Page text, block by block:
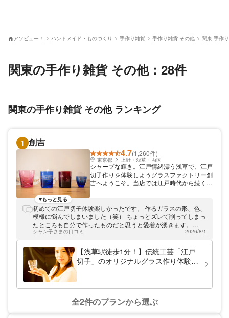
アソビュー！ ハンドメイド・ものづくり 手作り雑貨 手作り雑貨 その他 関東 手作
関東の手作り雑貨 その他：28件
関東の手作り雑貨 その他 ランキング
1 創吉
4.7(1,260件)
東京都 上野・浅草・両国
シャープな輝き。江戸情緒漂う浅草で、江戸
切子作りを体験しようグラスファクトリー創
吉へようこそ。当店では江戸時代から続く伝
験 江戸切子は江戸時代から伝わる伝統工芸
です。グラスに彫刻を施すことで、様々な文
様を描くことができます。彫刻と聞くと難し
そうなイメージがあるかもしれませんが、ど
なたでも楽しく体験していただけます。今ま
での体験でグラスを割ってしまったお客様は
おりません。お気軽にご参加ください。 浅
草駅からすぐ近く。見ているのも楽しいグラ
きらと輝くグラスは、見ているだけでも楽し
くなります。ぜひごゆっくりご覧ください。
浅草駅から徒歩ですぐそばにあり、大変お越
もっと見る
初めての江戸切子体験楽しかったです。 作るガラスの形、色、
模様に悩んでしまいました（笑） ちょっとズレて削ってしまっ
たところも自分で作ったものだと思うと愛着が湧きます。
（笑） 完成した作品を自由に写真を撮る時間があったり、また
作品と一緒に記念撮影してくれるのでそのサービスはとても良
かったです！！
シャン子さまの口コミ 2026/8/1
【浅草駅徒歩1分！】伝統工芸「江戸
切子」のオリジナルグラス作り体験＜
全2件のプランから選ぶ